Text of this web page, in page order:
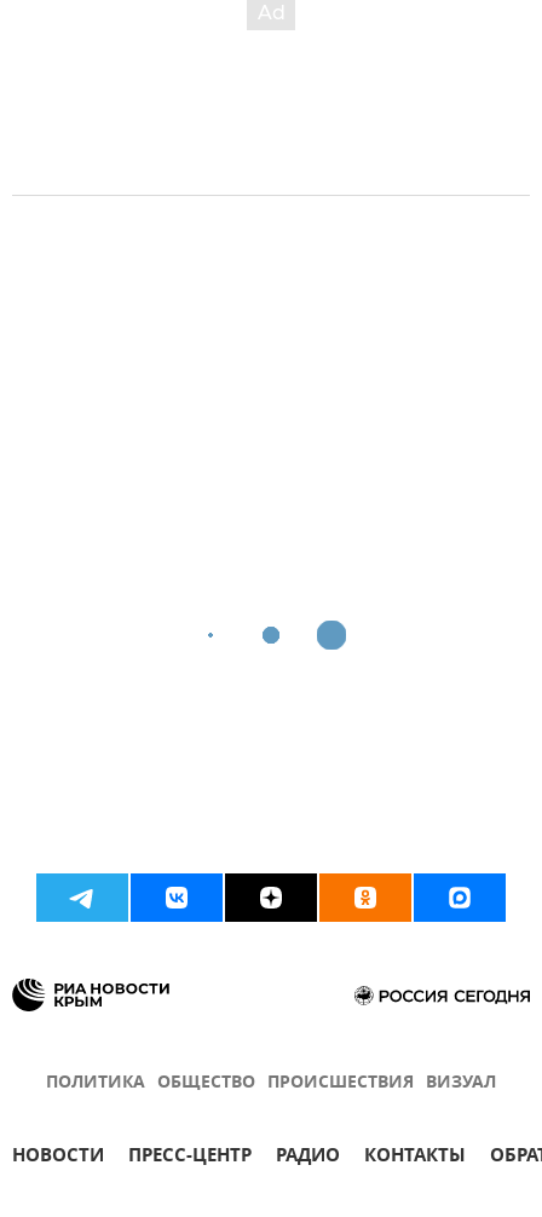
ПОЛИТИКА ОБЩЕСТВО ПРОИСШЕСТВИЯ ВИЗУАЛ
НОВОСТИ ПРЕСС-ЦЕНТР РАДИО КОНТАКТЫ